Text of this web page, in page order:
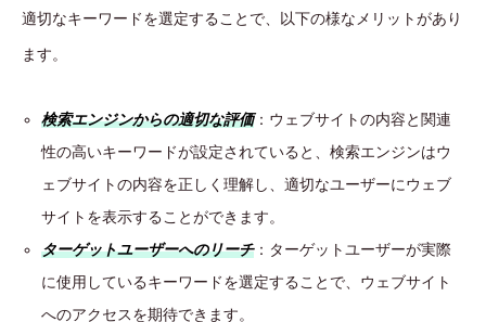
適切なキーワードを選定することで、以下の様なメリットがあり
ます。
検索エンジンからの適切な評価：ウェブサイトの内容と関連
性の高いキーワードが設定されていると、検索エンジンはウ
ェブサイトの内容を正しく理解し、適切なユーザーにウェブ
サイトを表示することができます。
ターゲットユーザーへのリーチ：ターゲットユーザーが実際
に使用しているキーワードを選定することで、ウェブサイト
へのアクセスを期待できます。